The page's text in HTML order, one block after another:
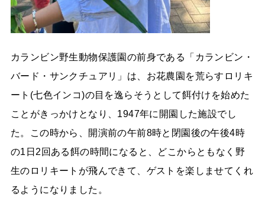
カランビン野生動物保護園の前身である「カランビン・
バード・サンクチュアリ」は、お花農園を荒らすロリキ
ート(七色インコ)の目を逸らそうとして餌付けを始めた
ことがきっかけとなり、1947年に開園した施設でし
た。この時から、開演前の午前8時と閉園後の午後4時
の1日2回ある餌の時間になると、どこからともなく野
生のロリキートが飛んできて、ゲストを楽しませてくれ
るようになりました。